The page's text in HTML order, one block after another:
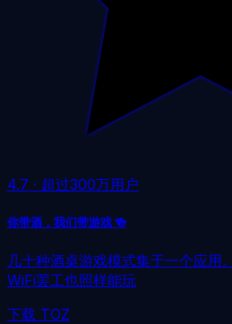
4.7 · 超过300万用户
你带酒，我们带游戏 🍻
几十种酒桌游戏模式集于一个应用
WiFi罢工也照样能玩
下载 TOZ